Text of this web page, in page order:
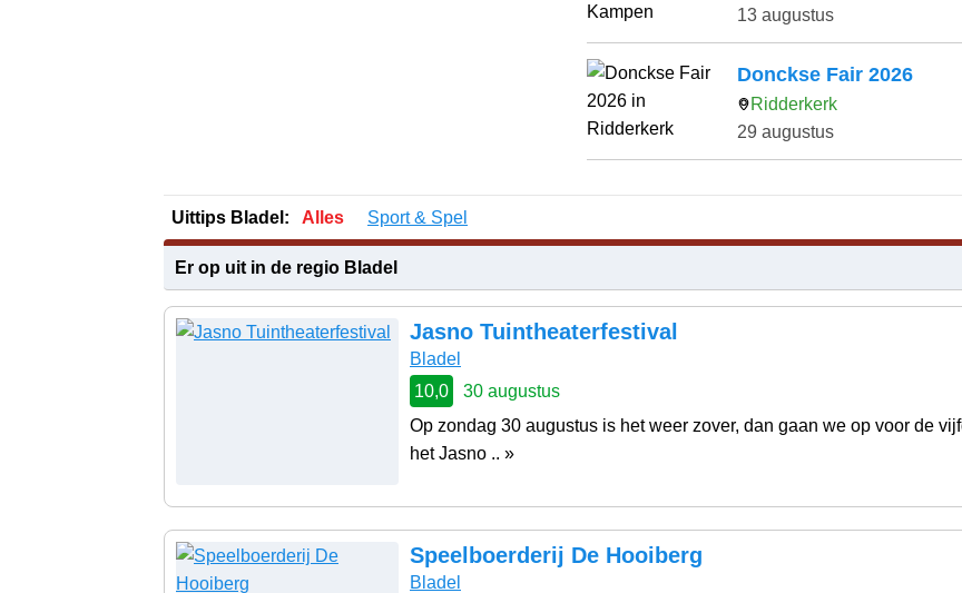
13 augustus
Donckse Fair 2026
Ridderkerk
29 augustus
Uittips Bladel: Alles Sport & Spel
Er op uit in de regio Bladel
Jasno Tuintheaterfestival
Bladel
10,0
30 augustus
Op zondag 30 augustus is het weer zover, dan gaan we op voor de
het Jasno .. »
Speelboerderij De Hooiberg
Bladel